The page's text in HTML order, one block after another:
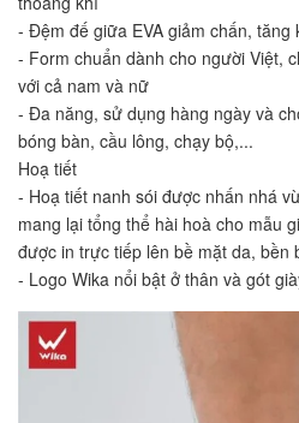
- Đệm đế giữa EVA giảm chấn, tăng
- Form chuẩn dành cho người Việt,
với cả nam và nữ
- Đa năng, sử dụng hàng ngày và
bóng bàn, cầu lông, chạy bộ,...
Hoạ tiết
- Hoạ tiết nanh sói được nhấn nhá
mang lại tổng thể hài hoà cho mẫu
được in trực tiếp lên bề mặt da, bền
- Logo Wika nổi bật ở thân và gót